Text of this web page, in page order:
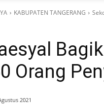
KABUPATEN TANGERANG
Orang
2021